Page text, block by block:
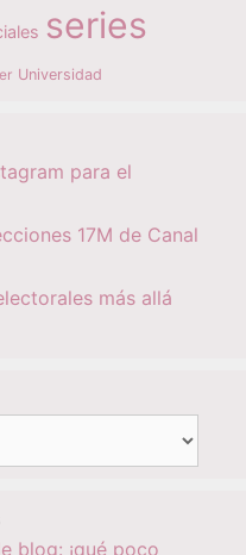
series
Universidad
para el
17M de Canal
más allá
blog: ¡qué poco